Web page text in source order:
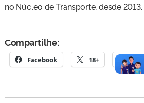
no Núcleo de Transporte, desde 2013.
Compartilhe:
Facebook 18+ E-